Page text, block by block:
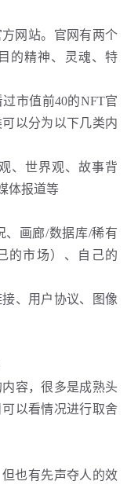
网站。官网有两个
的精神、灵魂、特
过市值前40的NFT官
以分为以下几类内
、世界观、故事背
体报道等
、画廊/数据库/稀有
的市场）、自己的
、用户协议、图像
容，很多是成熟头
以看情况进行取舍
也有先声夺人的效